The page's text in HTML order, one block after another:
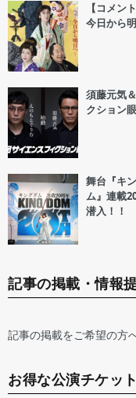
【コメン
今日から
須藤元気
クション
舞台『キ
ム』連載
潜入！！
記事の掲載・情報
記事の掲載をご希望の方
お得な公演チケッ